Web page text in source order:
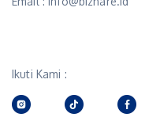
Ikuti Kami :